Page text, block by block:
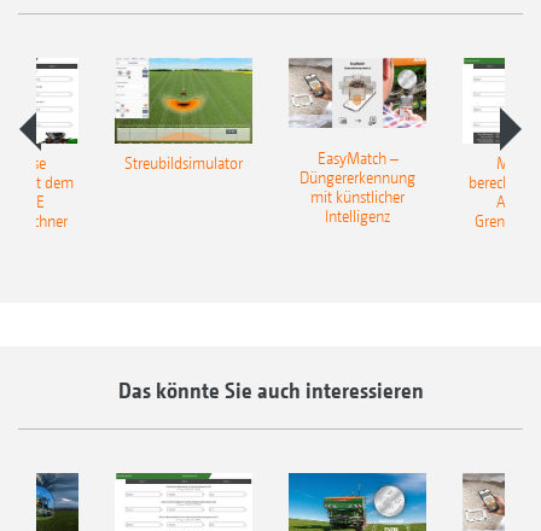
Mit dem
Streubildsimulator
EasyMatch –
Düngererkennung
mit künstlicher
Intelligenz
Das könnte Sie auch interessieren